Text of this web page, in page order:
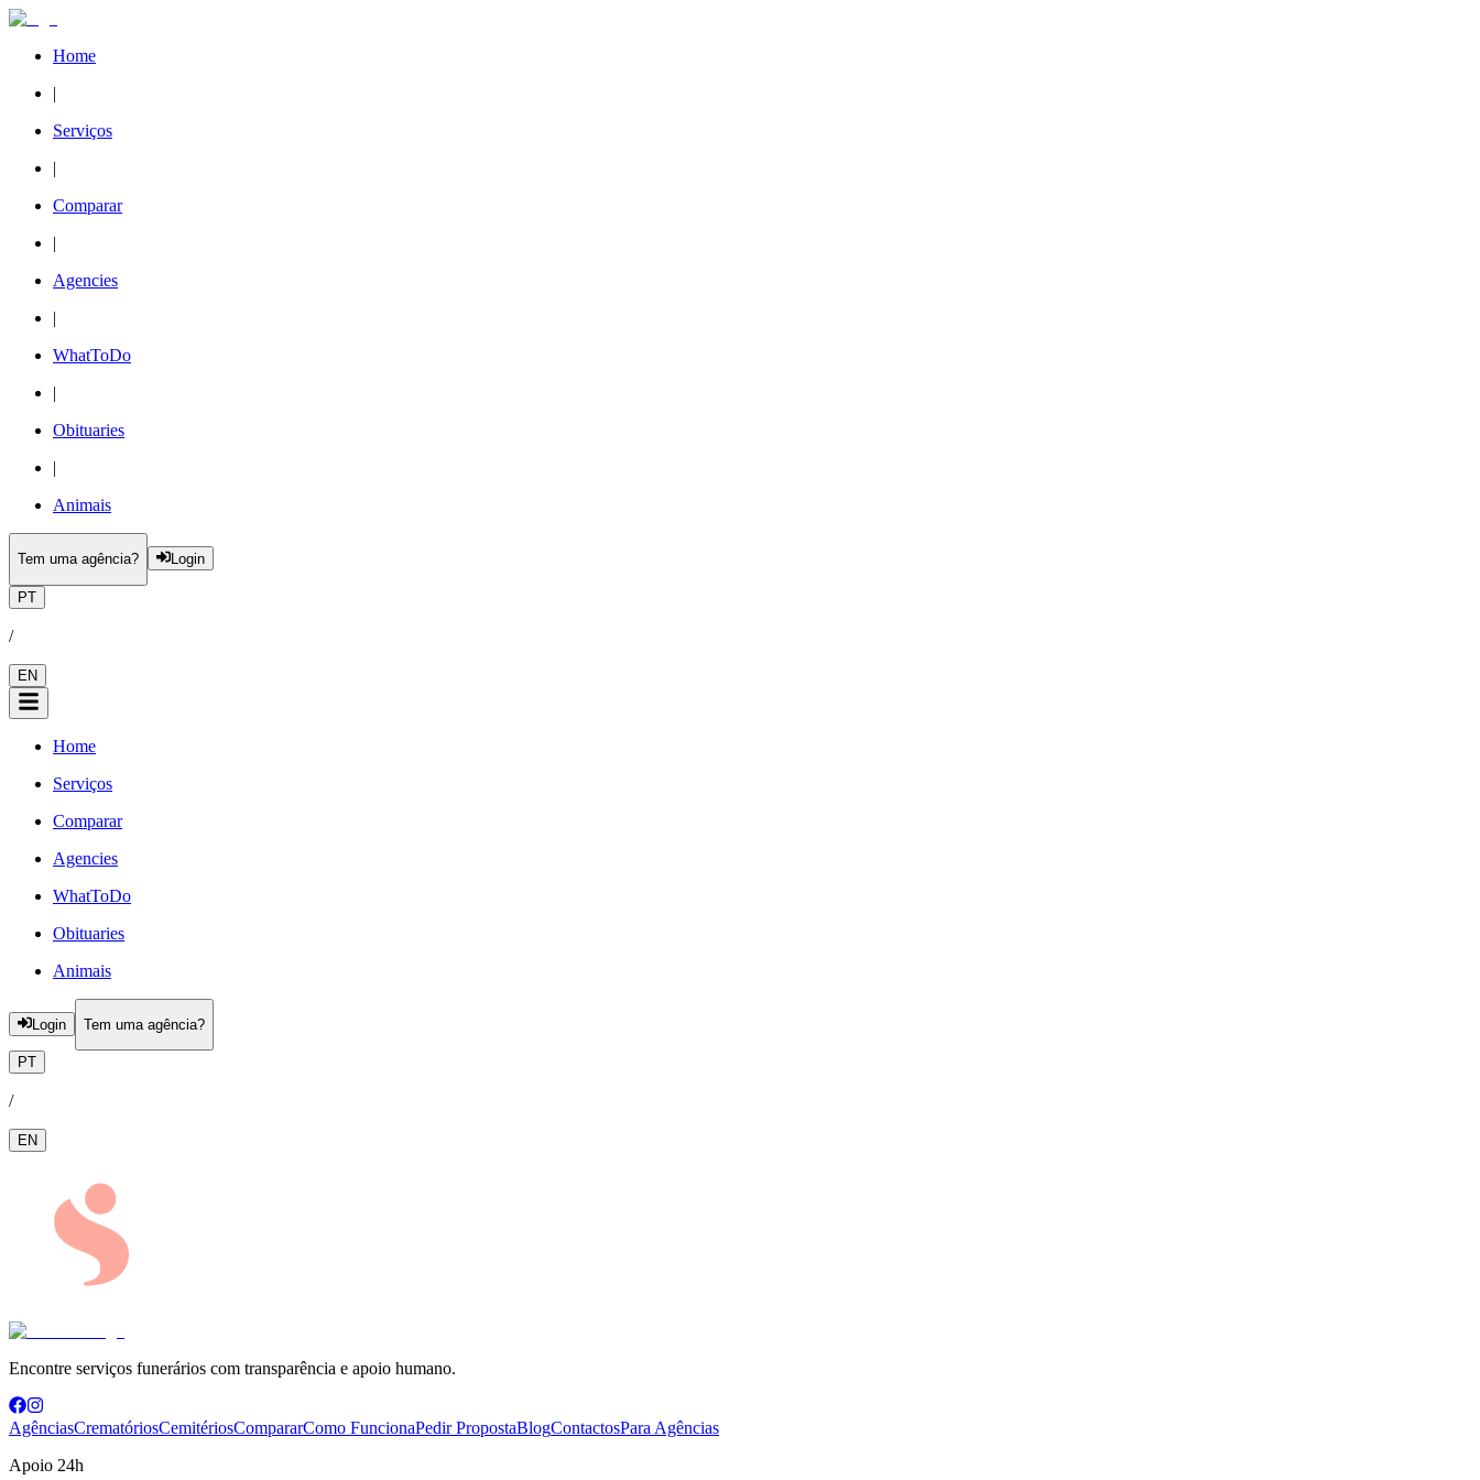
Home
|
Serviços
|
Comparar
|
Agencies
|
WhatToDo
|
Obituaries
|
Animais
Tem uma agência? Login
PT
/
EN
Home
Serviços
Comparar
Agencies
WhatToDo
Obituaries
Animais
Login Tem uma agência?
PT
/
EN
Encontre serviços funerários com transparência e apoio humano.
AgênciasCrematóriosCemitériosCompararComo FuncionaPedir PropostaBlogContactosPara Agências
Apoio 24h